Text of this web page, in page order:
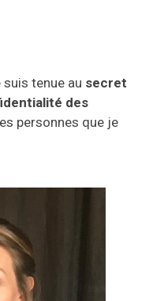
tenue au secret
des
personnes que je